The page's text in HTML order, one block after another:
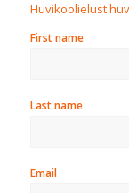
Huvikoolielust
First name
Last name
Email